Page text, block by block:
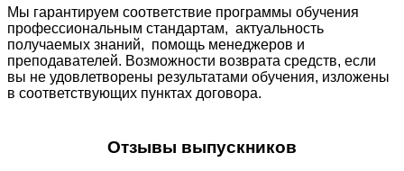
Мы гарантируем соответствие программы обучения
профессиональным стандартам, актуальность
получаемых знаний, помощь менеджеров и
преподавателей. Возможности возврата средств, если
вы не удовлетворены результатами обучения, изложены
в соответствующих пунктах договора.
Отзывы выпускников